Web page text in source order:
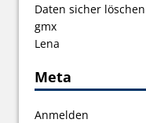
Daten sicher löschen
gmx
Lena
Meta
Anmelden